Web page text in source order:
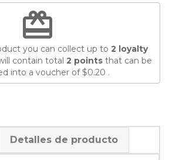
redeem
you can collect up to 2 loyalty
contain total 2 pointsthat can be
into a voucher of$0.20 .
Detalles de producto